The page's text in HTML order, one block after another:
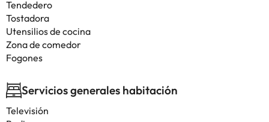
Tendedero
Tostadora
Utensilios de cocina
Zona de comedor
Fogones
Servicios generales habitación
Televisión